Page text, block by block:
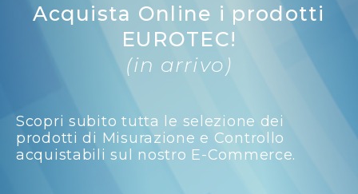
Acquista Online i prodotti
EUROTEC!
(in arrivo)
Scopri subito tutta le selezione dei
prodotti di Misurazione e Controllo
acquistabili sul nostro E-Commerce.